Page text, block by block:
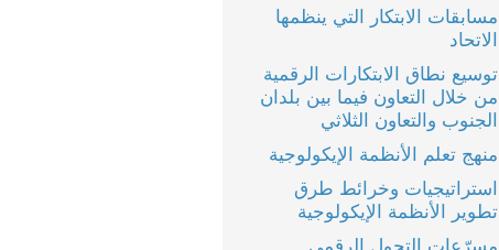
مسابقات الابتكار التي ينظمها
الاتحاد
توسيع نطاق الابتكارات الرقمية
من خلال التعاون فيما بين بلدان
الجنوب والتعاون الثلاثي
منهج تعلم الأنظمة الإيكولوجية
استراتيجيات وخرائط طرق
تطوير الأنظمة الإيكولوجية